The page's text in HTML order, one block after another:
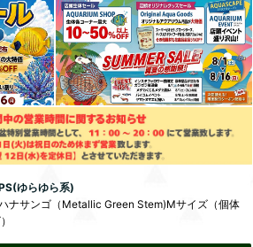
ゆらゆら系)
ナサンゴ（Metallic Green Stem)Mサイズ（個体